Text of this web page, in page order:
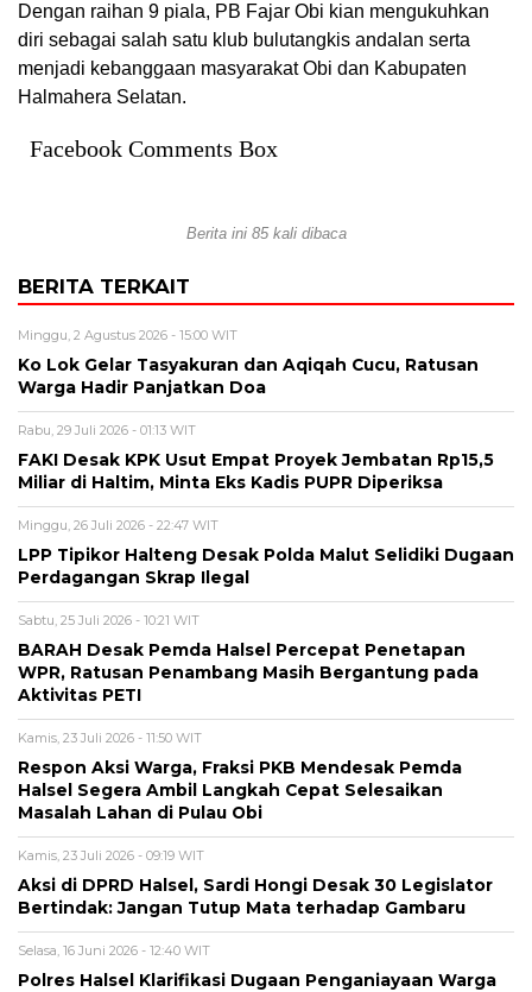
Dengan raihan 9 piala, PB Fajar Obi kian mengukuhkan
diri sebagai salah satu klub bulutangkis andalan serta
menjadi kebanggaan masyarakat Obi dan Kabupaten
Halmahera Selatan.
Facebook Comments Box
Berita ini 85 kali dibaca
BERITA TERKAIT
Minggu, 2 Agustus 2026 - 15:00 WIT
Ko Lok Gelar Tasyakuran dan Aqiqah Cucu, Ratusan
Warga Hadir Panjatkan Doa
Rabu, 29 Juli 2026 - 01:13 WIT
FAKI Desak KPK Usut Empat Proyek Jembatan Rp15,5
Miliar di Haltim, Minta Eks Kadis PUPR Diperiksa
Minggu, 26 Juli 2026 - 22:47 WIT
LPP Tipikor Halteng Desak Polda Malut Selidiki Dugaan
Perdagangan Skrap Ilegal
Sabtu, 25 Juli 2026 - 10:21 WIT
BARAH Desak Pemda Halsel Percepat Penetapan
WPR, Ratusan Penambang Masih Bergantung pada
Aktivitas PETI
Kamis, 23 Juli 2026 - 11:50 WIT
Respon Aksi Warga, Fraksi PKB Mendesak Pemda
Halsel Segera Ambil Langkah Cepat Selesaikan
Masalah Lahan di Pulau Obi
Kamis, 23 Juli 2026 - 09:19 WIT
Aksi di DPRD Halsel, Sardi Hongi Desak 30 Legislator
Bertindak: Jangan Tutup Mata terhadap Gambaru
Selasa, 16 Juni 2026 - 12:40 WIT
Polres Halsel Klarifikasi Dugaan Penganiayaan Warga